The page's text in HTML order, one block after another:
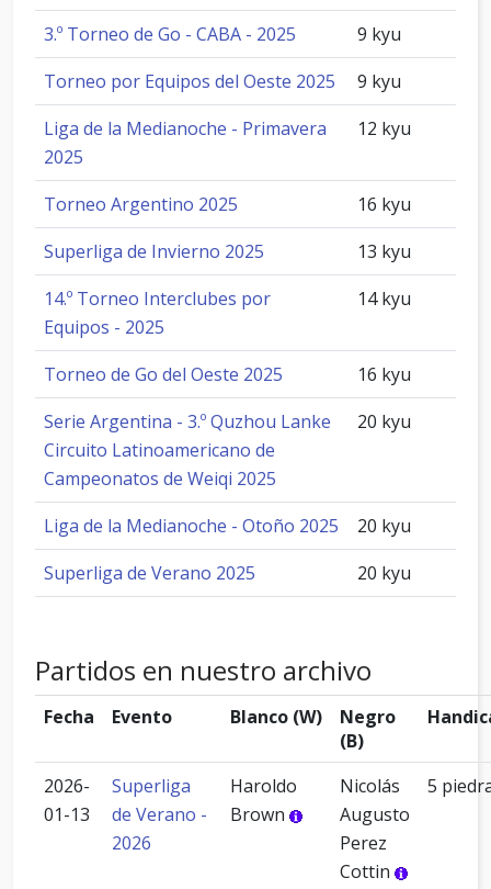
3.º Torneo de Go - CABA - 2025
9 kyu
Torneo por Equipos del Oeste 2025
9 kyu
Liga de la Medianoche - Primavera
2025
12 kyu
Torneo Argentino 2025
16 kyu
Superliga de Invierno 2025
13 kyu
14.º Torneo Interclubes por
Equipos - 2025
14 kyu
Torneo de Go del Oeste 2025
16 kyu
Serie Argentina - 3.º Quzhou Lanke
Circuito Latinoamericano de
Campeonatos de Weiqi 2025
20 kyu
Liga de la Medianoche - Otoño 2025
20 kyu
Superliga de Verano 2025
20 kyu
Partidos en nuestro archivo
Fecha Evento Blanco (W)
Negro
(B)
2026-
01-13
Superliga
de Verano -
2026
Haroldo
Brown
Nicolás
Augusto
Perez
Cottin
5